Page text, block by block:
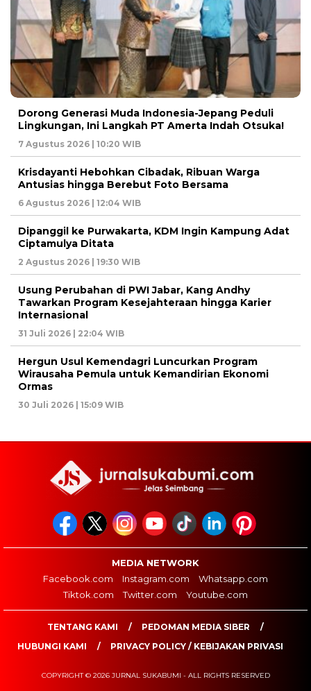
Dorong Generasi Muda Indonesia-Jepang Peduli
Lingkungan, Ini Langkah PT Amerta Indah Otsuka!
7 Agustus 2026 | 10:20 WIB
Krisdayanti Hebohkan Cibadak, Ribuan Warga
Antusias hingga Berebut Foto Bersama
6 Agustus 2026 | 12:04 WIB
Dipanggil ke Purwakarta, KDM Ingin Kampung Adat
Ciptamulya Ditata
2 Agustus 2026 | 19:30 WIB
Usung Perubahan di PWI Jabar, Kang Andhy
Tawarkan Program Kesejahteraan hingga Karier
Internasional
31 Juli 2026 | 22:04 WIB
Hergun Usul Kemendagri Luncurkan Program
Wirausaha Pemula untuk Kemandirian Ekonomi
Ormas
30 Juli 2026 | 15:09 WIB
MEDIA NETWORK
Facebook.com
Instagram.com
Whatsapp.com
Tiktok.com
Twitter.com Youtube.com
TENTANG KAMI
PEDOMAN MEDIA SIBER
HUBUNGI KAMI
PRIVACY POLICY / KEBIJAKAN PRIVASI
COPYRIGHT © 2026 JURNAL SUKABUMI - ALL RIGHTS RESERVED